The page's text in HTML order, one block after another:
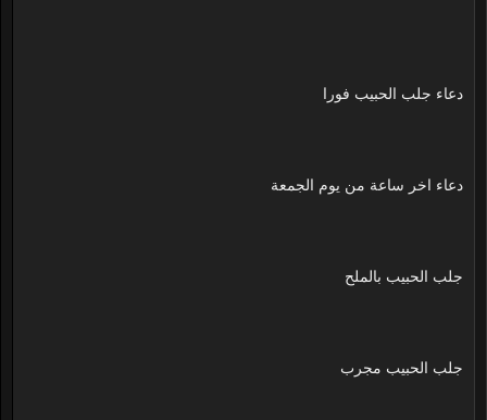
دعاء جلب الحبيب فورا
دعاء اخر ساعة من يوم الجمعة
جلب الحبيب بالملح
جلب الحبيب مجرب